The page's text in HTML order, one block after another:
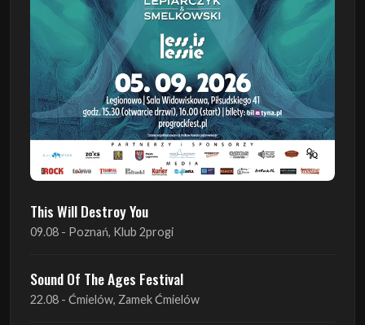
This Will Destroy You
09.08 - Poznań, Klub 2progi
Sound Of The Ages Festival
22.08 - Ćmielów, Zamek Ćmielów